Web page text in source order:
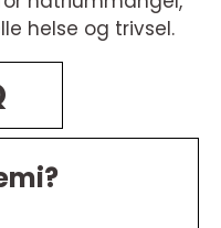
helse og trivsel.